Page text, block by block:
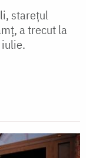
starețul
a trecut la